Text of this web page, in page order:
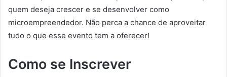
quem deseja crescer e se desenvolver como
microempreendedor. Não perca a chance de aproveitar
tudo o que esse evento tem a oferecer!
Como se Inscrever